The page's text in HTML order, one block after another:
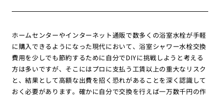
ホームセンターやインターネット通販で数多くの浴室水栓が手軽
に購入できるようになった現代において、浴室シャワー水栓交換
費用を少しでも節約するために自分でDIYに挑戦しようと考える
方は多いですが、そこにはプロに支払う工賃以上の重大なリスク
と、結果として高額な出費を招く恐れがあることを深く認識して
おく必要があります。確かに自分で交換を行えば一万数千円の作